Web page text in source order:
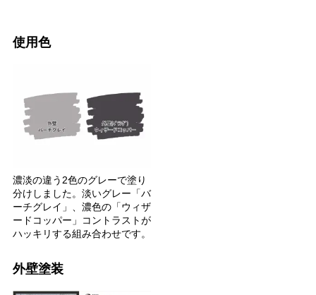
使用色
濃淡の違う2色のグレーで塗り
分けしました。淡いグレー「バ
ーチグレイ」、濃色の「ウィザ
ードコッパー」コントラストが
ハッキリする組み合わせです。
外壁塗装